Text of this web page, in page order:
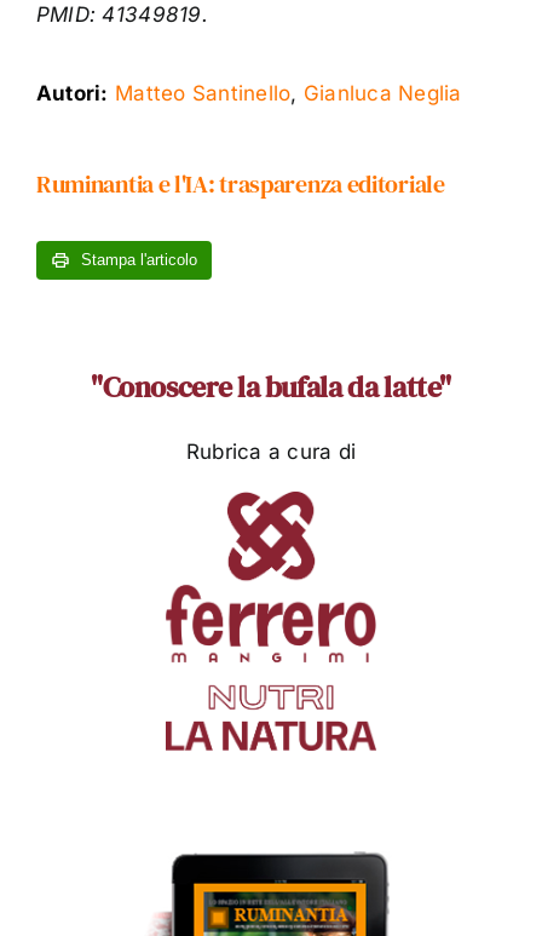
PMID: 41349819.
Autori: Matteo Santinello, Gianluca Neglia
Ruminantia e l'IA: trasparenza editoriale
Stampa l'articolo
"Conoscere la bufala da latte"
Rubrica a cura di